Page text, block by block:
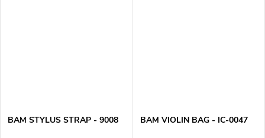
BAM STYLUS STRAP - 9008 BAM VIOLIN BAG - IC-0047